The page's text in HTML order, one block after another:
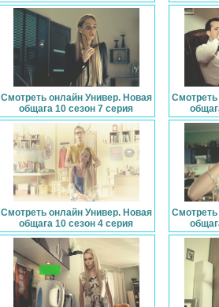
Смотреть онлайн Универ. Новая
общага 10 сезон 7 серия
Смотреть
Смотреть онлайн Универ. Новая
общага 10 сезон 4 серия
Смотреть